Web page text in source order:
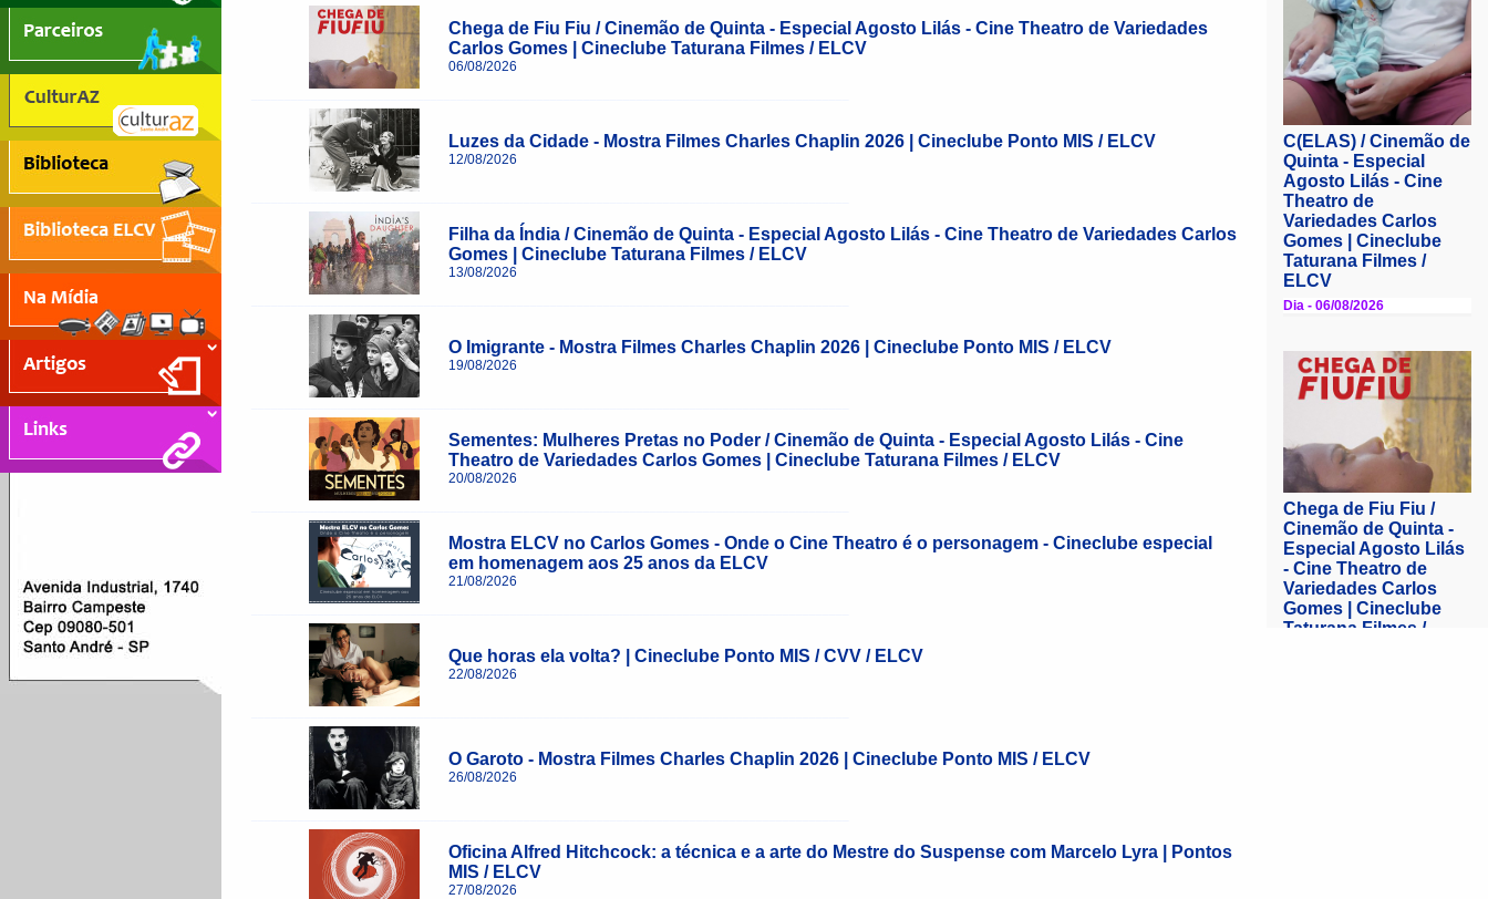
Chega de Fiu Fiu / Cinemão de Quinta - Especial Agosto Lilás - Cine Theatro de Variedades
Carlos Gomes | Cineclube Taturana Filmes / ELCV
06/08/2026
Luzes da Cidade - Mostra Filmes Charles Chaplin 2026 | Cineclube Ponto MIS / ELCV
12/08/2026
Filha da Índia / Cinemão de Quinta - Especial Agosto Lilás - Cine Theatro de Variedades Carlos
Gomes | Cineclube Taturana Filmes / ELCV
13/08/2026
O Imigrante - Mostra Filmes Charles Chaplin 2026 | Cineclube Ponto MIS / ELCV
19/08/2026
Sementes: Mulheres Pretas no Poder / Cinemão de Quinta - Especial Agosto Lilás - Cine
Theatro de Variedades Carlos Gomes | Cineclube Taturana Filmes / ELCV
20/08/2026
Mostra ELCV no Carlos Gomes - Onde o Cine Theatro é o personagem - Cineclube especial
em homenagem aos 25 anos da ELCV
21/08/2026
Que horas ela volta? | Cineclube Ponto MIS / CVV / ELCV
22/08/2026
O Garoto - Mostra Filmes Charles Chaplin 2026 | Cineclube Ponto MIS / ELCV
26/08/2026
Oficina Alfred Hitchcock: a técnica e a arte do Mestre do Suspense com Marcelo Lyra | Pontos
MIS / ELCV
27/08/2026